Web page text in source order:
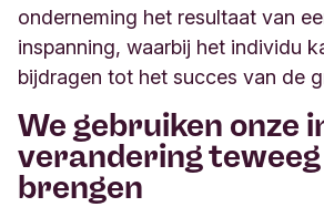
onderneming het resultaat van
inspanning, waarbij het individu
bijdragen tot het succes van de
We gebruiken onze
verandering
brengen